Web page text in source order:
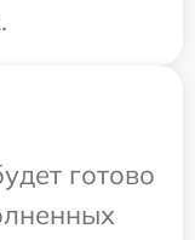
готово